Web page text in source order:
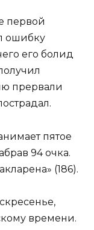
первой
ошибку
его болид
прервали
пятое
94 очка.
(186).
времени.